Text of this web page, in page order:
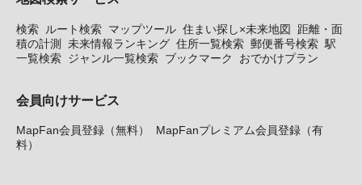
検索 ルート検索 マップツール 住まい探し×未来地図
距離・面
積の計測 未来情報ランキング 住所一覧検索 郵便番号検索 駅
一覧検索 ジャンル一覧検索 ブックマーク おでかけプラン
会員向けサービス
MapFan会員登録（無料）
MapFanプレミアム会員登録（有
料）